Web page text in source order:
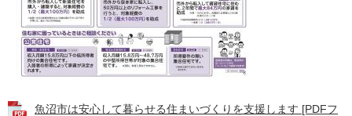
魚沼市は安心して暮らせる住まいづくりを支援します [PDFフ